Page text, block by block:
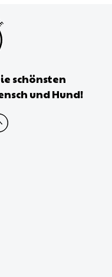
schönsten
und Hund!